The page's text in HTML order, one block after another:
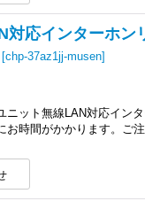
応インターホ
[chp-37az1jj-musen]
ニット無線LAN対応イ
お時間がかかります。ご